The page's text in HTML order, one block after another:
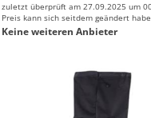
zuletzt überprüft am 27.09.2025 um
Preis kann sich seitdem geändert
Keine weiteren Anbieter